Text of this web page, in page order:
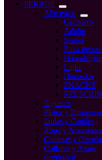
compraPERROS
Alimentos
Cachorro
Adulto
Senior
Raza
Light
Húmedos
SNACKS
Juguetes
Platos y
Jaulas y Caniles
Ropa y
Cadenas y
Collares y Arnés
Seguridad